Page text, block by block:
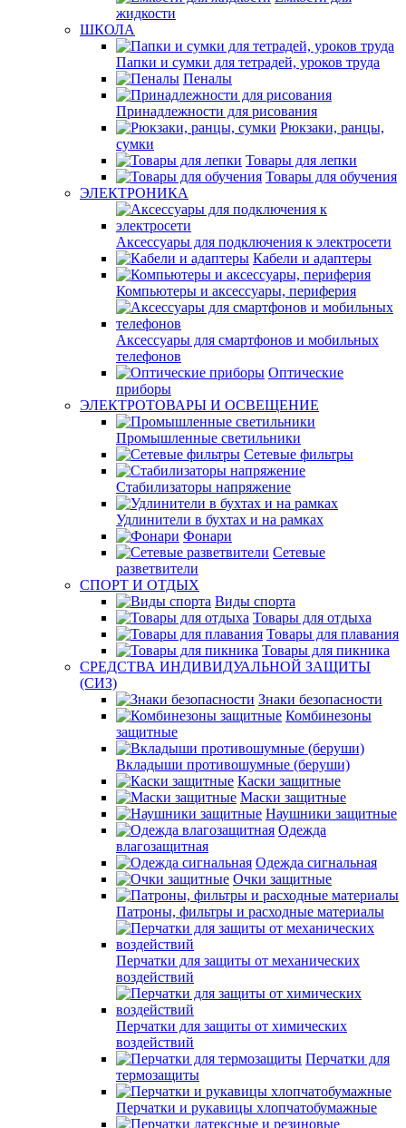
жидкости
ШКОЛА
Папки и сумки для тетрадей, уроков труда
Пеналы
Принадлежности для рисования
Рюкзаки, ранцы,
сумки
Товары для лепки
Товары для обучения
ЭЛЕКТРОНИКА
Аксессуары для подключения к электросети
Кабели и адаптеры
Компьютеры и аксессуары, периферия
Аксессуары для смартфонов и мобильных
телефонов
Оптические
приборы
ЭЛЕКТРОТОВАРЫ И ОСВЕЩЕНИЕ
Промышленные светильники
Сетевые фильтры
Стабилизаторы напряжение
Удлинители в бухтах и на рамках
Фонари
Сетевые
разветвители
СПОРТ И ОТДЫХ
Виды спорта
Товары для отдыха
Товары для плавания
Товары для пикника
СРЕДСТВА ИНДИВИДУАЛЬНОЙ ЗАЩИТЫ
(СИЗ)
Знаки безопасности
Комбинезоны
защитные
Вкладыши противошумные (беруши)
Каски защитные
Маски защитные
Наушники защитные
Одежда
влагозащитная
Одежда сигнальная
Очки защитные
Патроны, фильтры и расходные материалы
Перчатки для защиты от механических
воздействий
Перчатки для защиты от химических
воздействий
Перчатки для
термозащиты
Перчатки и рукавицы хлопчатобумажные